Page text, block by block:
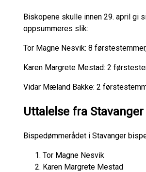
Biskopene skulle innen 29. april gi
oppsummeres slik:
Tor Magne Nesvik: 8
Karen Margrete Mestad: 2
Vidar Mæland Bakke: 2
Uttalelse fra
Bispedømmerådet i Stavanger
Tor Magne Nesvik
Karen Margrete Mestad